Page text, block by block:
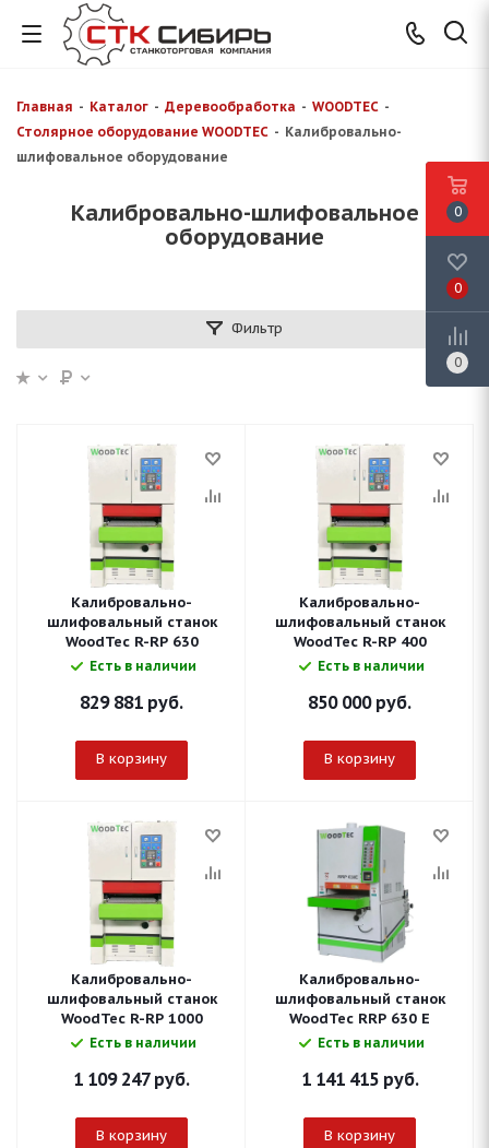
Главная - Каталог - Деревообработка - WOODTEC -
Столярное оборудование WOODTEC - Калибровально-
шлифовальное оборудование
Калибровально-шлифовальное
оборудование
Фильтр
Калибровально-
шлифовальный станок
WoodTec R-RP 630
Есть в наличии
829 881 руб.
В корзину
Калибровально-
шлифовальный станок
WoodTec R-RP 400
Есть в наличии
850 000руб.
В корзину
Калибровально-
шлифовальный станок
WoodTec R-RP 1000
Есть в наличии
1 109 247руб.
В корзину
Калибровально-
шлифовальный станок
WoodTec RRP 630 E
Есть в наличии
1 141 415руб.
В корзину
0
0
0